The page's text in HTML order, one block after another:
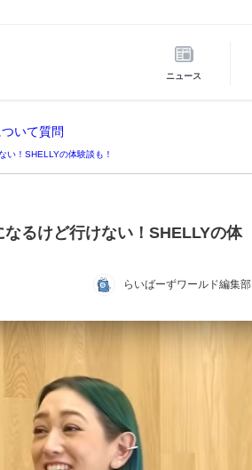
ニュース
いて質問
い！SHELLYの体験談も！
なるけど行けない！SHELLYの体
らいばーずワールド編集部